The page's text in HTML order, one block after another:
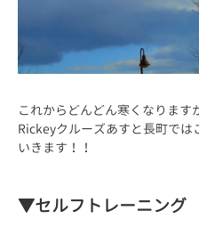
これからどんどん寒くなります
Rickeyクルーズあすと長町で
いきます！！
▼セルフトレーニング